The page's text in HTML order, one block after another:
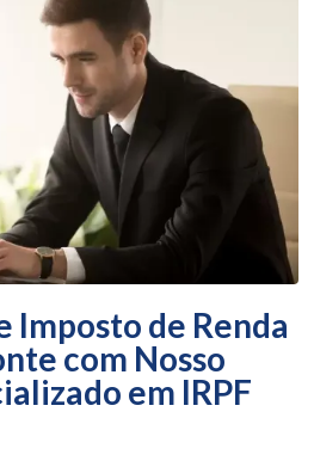
Imposto de Renda
com Nosso
em IRPF